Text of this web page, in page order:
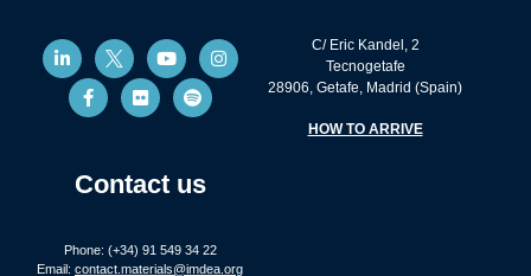
Contact us
Phone: (+34) 91 549 34 22
Email: contact.materials@imdea.org
C/ Eric Kandel, 2
Tecnogetafe
28906, Getafe, Madrid (Spain)
HOW TO ARRIVE